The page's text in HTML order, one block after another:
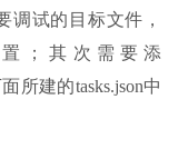
调试的目标文件，
；其次需要添
所建的tasks.json中